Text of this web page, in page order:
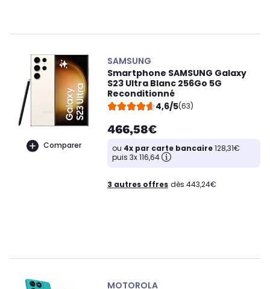
Comparer
SAMSUNG
Smartphone SAMSUNG Galaxy
S23 Ultra Blanc 256Go 5G
Reconditionné
4,6/5(63)
466,58€
ou 4x par carte bancaire128,31€
puis 3x 116,64
3 autres offres dès 443,24€
MOTOROLA